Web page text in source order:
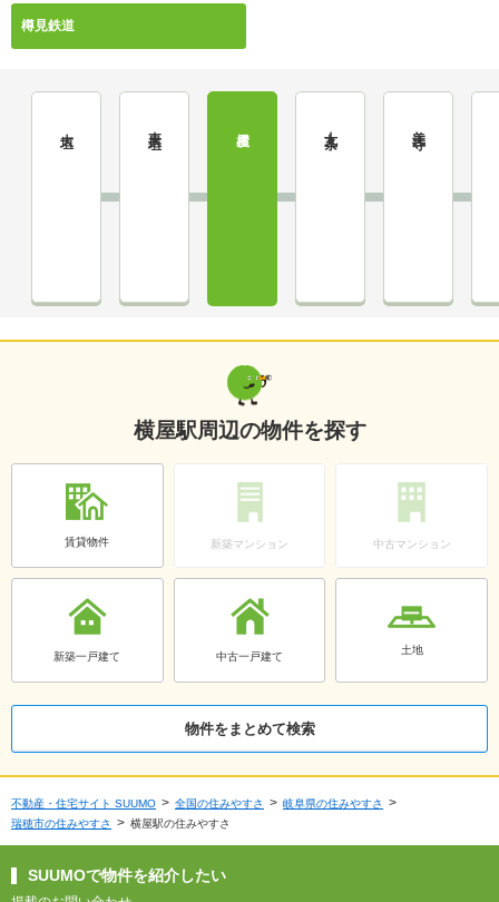
樽見鉄道
横屋駅周辺の物件を探す
賃貸物件 新築マンション 中古マンション
新築一戸建て 中古一戸建て
土地
物件をまとめて検索
不動産・住宅サイト SUUMO 全国の住みやすさ
岐阜県の住みやすさ
瑞穂市の住みやすさ
横屋駅の住みやすさ
SUUMOで物件を紹介したい